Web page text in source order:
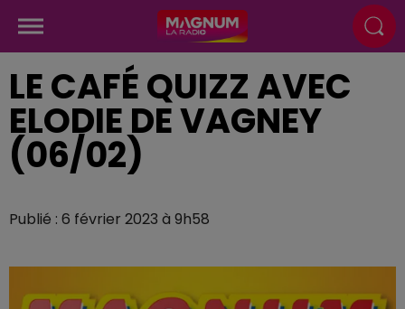
LE CAFÉ QUIZZ AVEC
ELODIE DE VAGNEY
(06/02)
Publié : 6 février 2023 à 9h58